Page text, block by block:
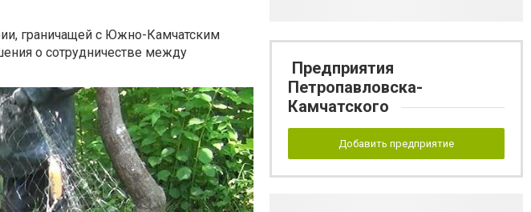
граничащей с Южно-Камчатским
о сотрудничестве между
Предприятия
Петропавловска-
Камчатского
Добавить предприятие